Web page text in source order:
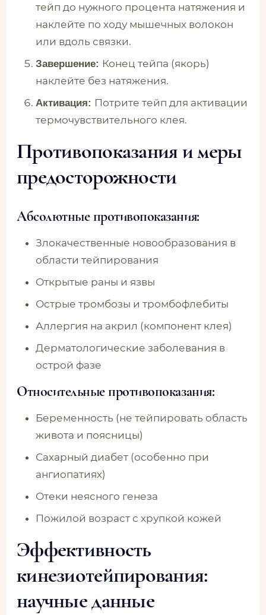
тейп до нужного процента натяжения и
наклейте по ходу мышечных волокон
или вдоль связки.
Завершение: Конец тейпа (якорь)
наклейте без натяжения.
Активация: Потрите тейп для активации
термочувствительного клея.
Противопоказания и меры
предосторожности
Абсолютные противопоказания:
Злокачественные новообразования в
области тейпирования
Открытые раны и язвы
Острые тромбозы и тромбофлебиты
Аллергия на акрил (компонент клея)
Дерматологические заболевания в
острой фазе
Относительные противопоказания:
Беременность (не тейпировать область
живота и поясницы)
Сахарный диабет (особенно при
ангиопатиях)
Отеки неясного генеза
Пожилой возраст с хрупкой кожей
Эффективность
кинезиотейпирования:
научные данные